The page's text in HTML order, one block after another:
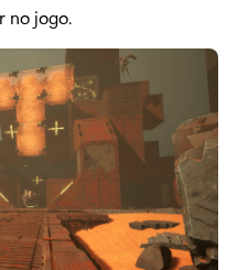
no jogo.